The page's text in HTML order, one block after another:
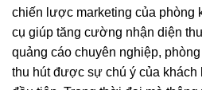
chiến lược marketing của phòng
cụ giúp tăng cường nhận diện
quảng cáo chuyên nghiệp,
thu hút được sự chú ý của khách